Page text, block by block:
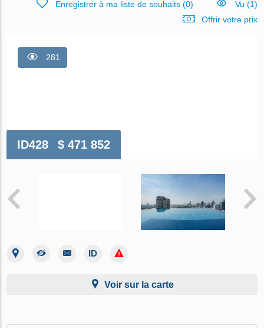
Enregistrer à ma liste de souhaits(0)
Vu (1)
Offrir votre prix
281
ID428 $ 471 852
Voir sur la carte